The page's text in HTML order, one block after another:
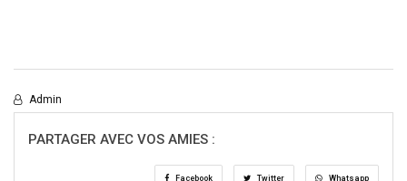
Admin
PARTAGER AVEC VOS AMIES :
Facebook Twitter Whatsapp